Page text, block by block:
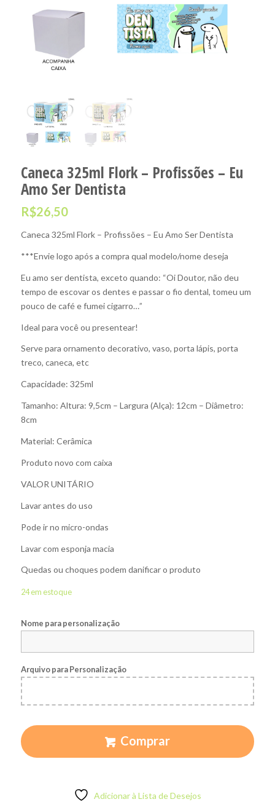
Caneca 325ml Flork – Profissões – Eu
Amo Ser Dentista
R$26,50
Caneca 325ml Flork – Profissões – Eu Amo Ser Dentista
***Envie logo após a compra qual modelo/nome deseja
Eu amo ser dentista, exceto quando: “Oi Doutor, não deu
tempo de escovar os dentes e passar o fio dental, tomeu um
pouco de café e fumei cigarro…”
Ideal para você ou presentear!
Serve para ornamento decorativo, vaso, porta lápis, porta
treco, caneca, etc
Capacidade: 325ml
Tamanho: Altura: 9,5cm – Largura (Alça): 12cm – Diâmetro:
8cm
Material: Cerâmica
Produto novo com caixa
VALOR UNITÁRIO
Lavar antes do uso
Pode ir no micro-ondas
Lavar com esponja macia
Quedas ou choques podem danificar o produto
24 em estoque
Nome para personalização
Arquivo para Personalização
Comprar
Adicionar à Lista de Desejos